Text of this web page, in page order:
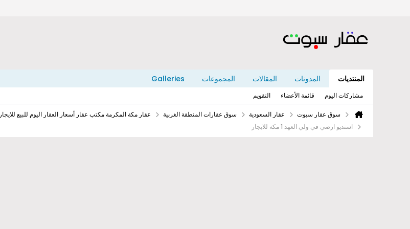
المنتديات المدونات المقالات المجموعات Galleries
مشاركات اليوم قائمة الأعضاء التقويم
سوق عقار سبوت عقار السعودية سوق عقارات المنطقة الغربية عقار مكة المكرمة مكتب عقار أسعار العقار اليوم للبيع للايجار
استديو ارضي في ولي العهد 1 مكة للايجار